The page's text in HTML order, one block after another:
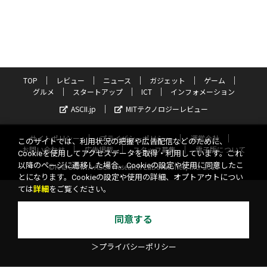
TOP レビュー ニュース ガジェット
ゲーム
グルメ
スタートアップ ICT
インフォメーション
ASCII.jp
MITテクノロジーレビュー
サイトポリシー プライバシーポリシー
運営会社
お問い合わせ
広告掲載 スタッフ募集
電子版について
©KADOKAWA ASCII Research Laboratories, Inc. 2026
このサイトでは、利用状況の把握や広告配信などのために、
Cookieを使用してアクセスデータを取得・利用しています。これ
以降のページに遷移した場合、Cookieの設定や使用に同意したこ
とになります。Cookieの設定や使用の詳細、オプトアウトについ
ては詳細 をご覧ください。
同意する
＞プライバシーポリシー